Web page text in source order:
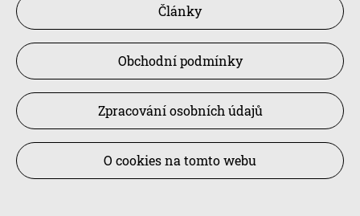
Články
Obchodní podmínky
Zpracování osobních údajů
O cookies na tomto webu